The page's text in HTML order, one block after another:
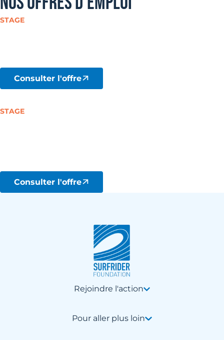
STAGE
Consulter l'offre
STAGE
Consulter l'offre
Rejoindre l'action
Pour aller plus loin